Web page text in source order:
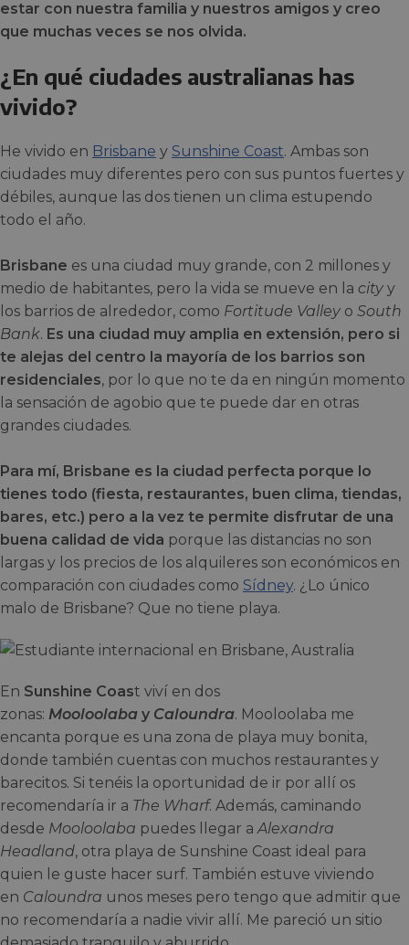
estar con nuestra familia y nuestros amigos y creo
que muchas veces se nos olvida.
¿En qué ciudades australianas has
vivido?
He vivido en Brisbane y Sunshine Coast. Ambas son
ciudades muy diferentes pero con sus puntos fuertes y
débiles, aunque las dos tienen un clima estupendo
todo el año.
Brisbane es una ciudad muy grande, con 2 millones y
medio de habitantes, pero la vida se mueve en la city y
los barrios de alrededor, como Fortitude Valley o South
Bank. Es una ciudad muy amplia en extensión, pero si
te alejas del centro la mayoría de los barrios son
residenciales, por lo que no te da en ningún momento
la sensación de agobio que te puede dar en otras
grandes ciudades.
Para mí, Brisbane es la ciudad perfecta porque lo
tienes todo (fiesta, restaurantes, buen clima, tiendas,
bares, etc.) pero a la vez te permite disfrutar de una
buena calidad de vida porque las distancias no son
largas y los precios de los alquileres son económicos en
comparación con ciudades como Sídney. ¿Lo único
malo de Brisbane? Que no tiene playa.
En Sunshine Coast viví en dos
zonas: Mooloolaba y Caloundra. Mooloolaba me
encanta porque es una zona de playa muy bonita,
donde también cuentas con muchos restaurantes y
barecitos. Si tenéis la oportunidad de ir por allí os
recomendaría ir a The Wharf. Además, caminando
desde Mooloolaba puedes llegar aAlexandra
Headland, otra playa de Sunshine Coast ideal para
quien le guste hacer surf. También estuve viviendo
en Caloundra unos meses pero tengo que admitir que
no recomendaría a nadie vivir allí. Me pareció un sitio